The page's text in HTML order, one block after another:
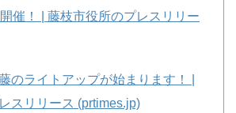
催！ | 藤枝市役所のプレスリリー
のライトアップが始まります！ |
スリリース (prtimes.jp)